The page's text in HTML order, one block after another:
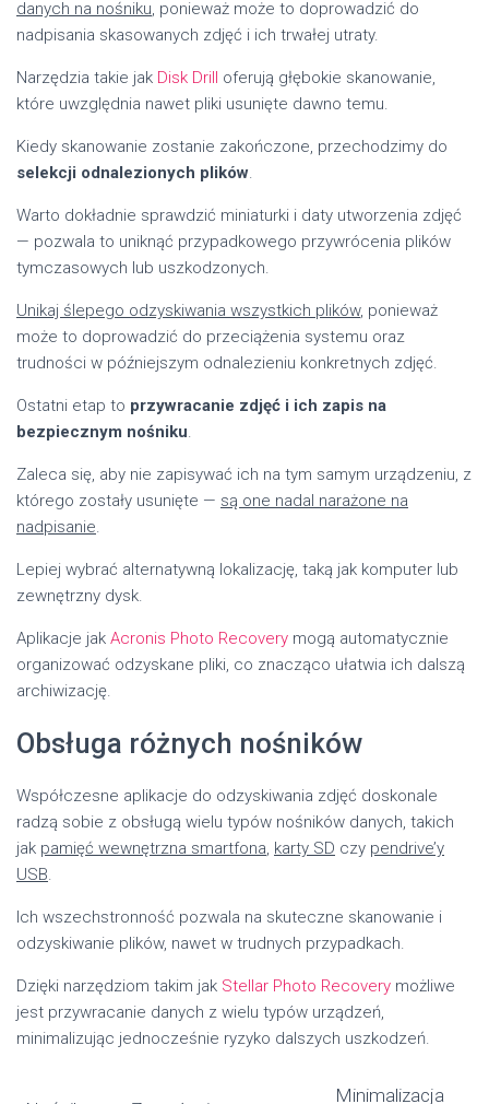
danych na nośniku, ponieważ może to doprowadzić do
nadpisania skasowanych zdjęć i ich trwałej utraty.
Narzędzia takie jak Disk Drill oferują głębokie skanowanie,
które uwzględnia nawet pliki usunięte dawno temu.
Kiedy skanowanie zostanie zakończone, przechodzimy do
selekcji odnalezionych plików.
Warto dokładnie sprawdzić miniaturki i daty utworzenia zdjęć
— pozwala to uniknąć przypadkowego przywrócenia plików
tymczasowych lub uszkodzonych.
Unikaj ślepego odzyskiwania wszystkich plików, ponieważ
może to doprowadzić do przeciążenia systemu oraz
trudności w późniejszym odnalezieniu konkretnych zdjęć.
Ostatni etap to przywracanie zdjęć i ich zapis na
bezpiecznym nośniku.
Zaleca się, aby nie zapisywać ich na tym samym urządzeniu, z
którego zostały usunięte — są one nadal narażone na
nadpisanie.
Lepiej wybrać alternatywną lokalizację, taką jak komputer lub
zewnętrzny dysk.
Aplikacje jak Acronis Photo Recovery mogą automatycznie
organizować odzyskane pliki, co znacząco ułatwia ich dalszą
archiwizację.
Obsługa różnych nośników
Współczesne aplikacje do odzyskiwania zdjęć doskonale
radzą sobie z obsługą wielu typów nośników danych, takich
jak pamięć wewnętrzna smartfona, karty SD czy pendrive’y
USB.
Ich wszechstronność pozwala na skuteczne skanowanie i
odzyskiwanie plików, nawet w trudnych przypadkach.
Dzięki narzędziom takim jak Stellar Photo Recovery możliwe
jest przywracanie danych z wielu typów urządzeń,
minimalizując jednocześnie ryzyko dalszych uszkodzeń.
Minimalizacja